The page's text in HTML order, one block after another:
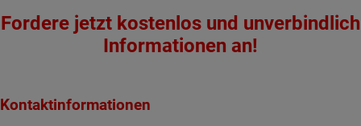
Fordere jetzt kostenlos und unverbindlich
Informationen an!
Kontaktinformationen